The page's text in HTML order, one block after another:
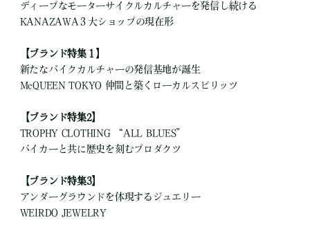
ディープなモーターサイクルカルチャーを発信し続ける
KANAZAWA３大ショップの現在形
【ブランド特集１】
新たなバイクカルチャーの発信基地が誕生
McQUEEN TOKYO 仲間と築くローカルスピリッツ
【ブランド特集2】
TROPHY CLOTHING “ALL BLUES”
バイカーと共に歴史を刻むプロダクツ
【ブランド特集3】
アンダーグラウンドを体現するジュエリー
WEIRDO JEWELRY